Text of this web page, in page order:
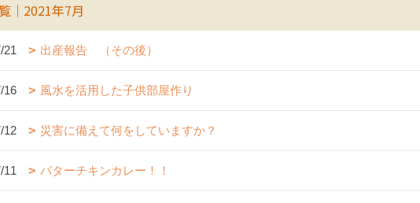
｜2021年7月
21 出産報告 （その後）
16 風水を活用した子供部屋作り
12 災害に備えて何をしていますか？
11 バターチキンカレー！！